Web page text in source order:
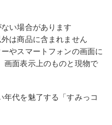
い場合があります
は商品に含まれません
やスマートフォンの画面に
画面表示上のものと現物で
代を魅了する「すみっコ